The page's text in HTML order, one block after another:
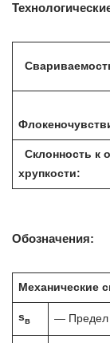
Склонность к
хрупкости:
Обозначения:
Механические
sв — Предел